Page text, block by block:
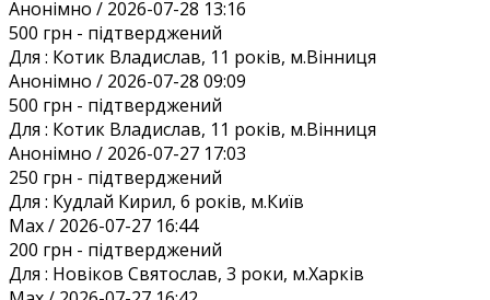
Анонiмно / 2026-07-28 13:16
500 грн - підтверджений
Для : Котик Владислав, 11 років, м.Вінниця
Анонiмно / 2026-07-28 09:09
500 грн - підтверджений
Для : Котик Владислав, 11 років, м.Вінниця
Анонiмно / 2026-07-27 17:03
250 грн - підтверджений
Для : Кудлай Кирил, 6 років, м.Київ
Max / 2026-07-27 16:44
200 грн - підтверджений
Для : Новіков Святослав, 3 роки, м.Харків